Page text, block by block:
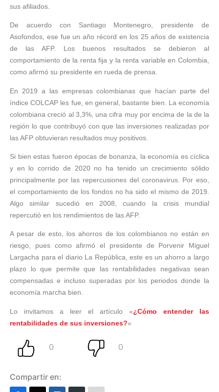
sus afiliados.
De acuerdo con Santiago Montenegro, presidente de
Asofondos, ese fue un año récord en los 25 años de existencia
de las AFP. Los buenos resultados se debieron al
comportamiento de la renta fija y la renta variable en Colombia,
como afirmó su presidente en rueda de prensa.
En 2019 a las empresas colombianas que hacían parte del
índice COLCAP les fue, en general, bastante bien. La economía
colombiana creció al 3,3%, una cifra muy por encima de la de la
región lo que contribuyó con que las inversiones realizadas por
las AFP obtuvieran resultados muy positivos.
Si bien estas fueron épocas de bonanza, la economía es cíclica
y en lo corrido de 2020 no ha tenido un crecimiento sólido
principalmente por las repercusiones del coronavirus. Por eso,
el comportamiento de los fondos no ha sido el mismo de 2019.
Algo similar sucedió en 2008, cuando la crisis mundial
repercutió en los rendimientos de las AFP.
A pesar de esto, los ahorros de los colombianos no están en
riesgo, pues como afirmó el presidente de Porvenir Miguel
Largacha para el diario La República, este es un ahorro a largo
plazo lo que permite que las rentabilidades negativas sean
compensadas e incluso superadas por los periodos donde la
economía marcha bien.
Lo invitamos a leer el artículo «¿Cómo entender las
rentabilidades de sus inversiones?«
Compartir en: